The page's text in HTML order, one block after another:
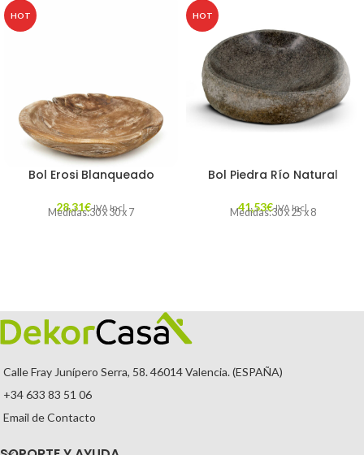
HOT
Bol Erosi Blanqueado
28,31€ IVA Incl.
Medidas:30 x 30 x 7
HOT
Bol Piedra Río Natural
41,53€ IVA Incl.
Medidas:30 x 25 x 8
Calle Fray Junípero Serra, 58. 46014 Valencia. (ESPAÑA)
+34 633 83 51 06
Email de Contacto